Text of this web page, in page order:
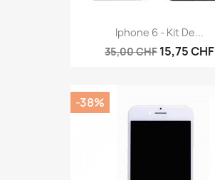
Iphone 6 - Kit De...
35,00 CHF 15,75 CHF
-38%